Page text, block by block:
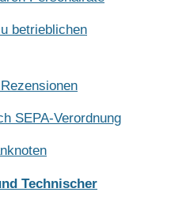
betrieblichen
SEPA-Verordnung
Technischer